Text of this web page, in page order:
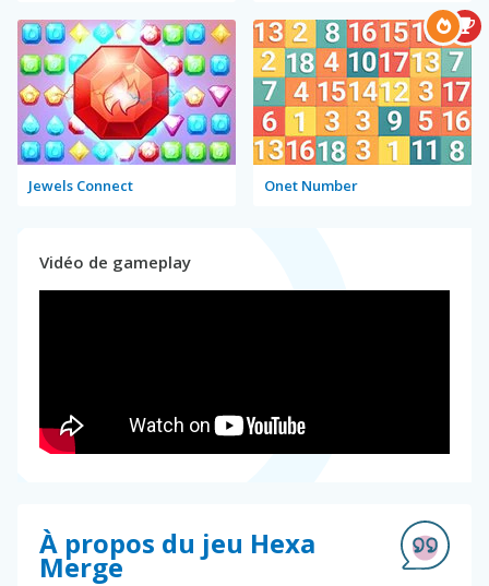
Jewels Connect Onet Number
Vidéo de gameplay
À propos du jeu Hexa
Merge